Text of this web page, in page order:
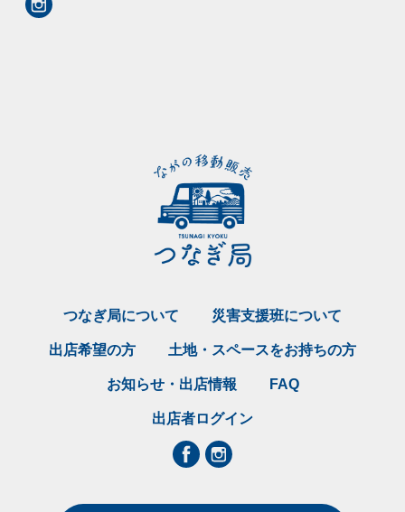
つなぎ局について 災害支援班について
出店希望の方 土地・スペースをお持ちの方
お知らせ・出店情報 FAQ
出店者ログイン